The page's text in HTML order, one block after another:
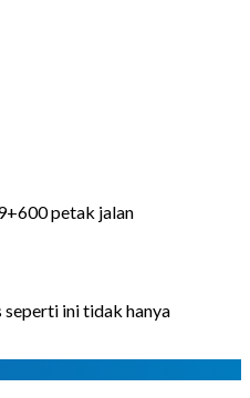
petak jalan
ini tidak hanya